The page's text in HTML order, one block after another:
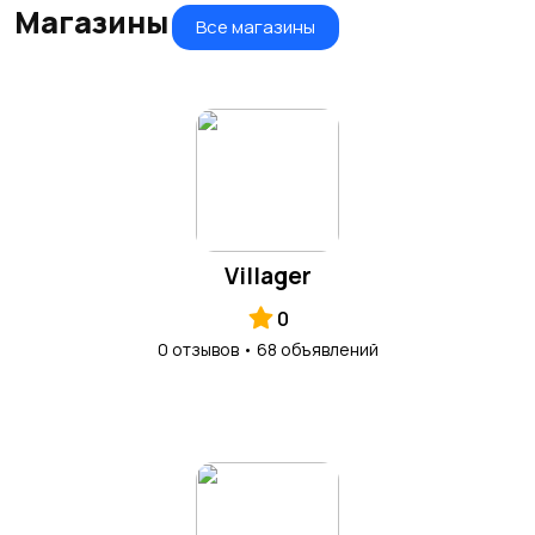
Магазины Все магазины
Villager
0
0 отзывов • 68 объявлений